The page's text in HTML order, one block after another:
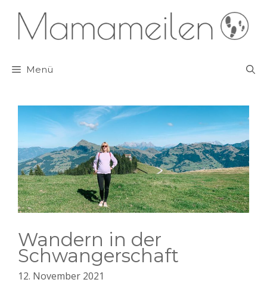
Inhalt
springen
Menü
Wandern in der
Schwangerschaft
12. November 2021